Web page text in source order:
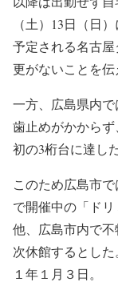
（土） 13日（日
予定される名古
更がないことを伝
一方、広島県内
歯止めがかから
初の3桁台に達し
このため広島市
で開催中の「ド
他、広島市内で
次休館するとし
１年１月３日。